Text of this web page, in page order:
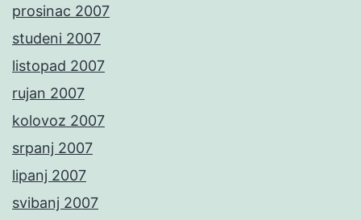
prosinac 2007
studeni 2007
listopad 2007
rujan 2007
kolovoz 2007
srpanj 2007
lipanj 2007
svibanj 2007